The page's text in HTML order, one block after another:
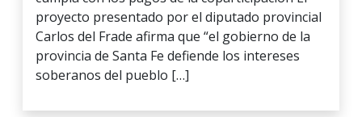
proyecto presentado por el diputado provincial
Carlos del Frade afirma que “el gobierno de la
provincia de Santa Fe defiende los intereses
soberanos del pueblo […]